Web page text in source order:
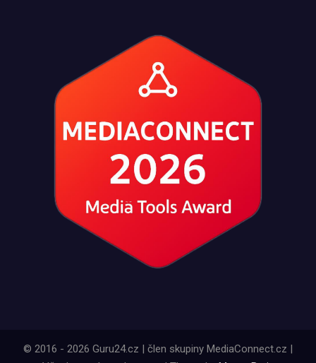
© 2016 - 2026 Guru24.cz | člen skupiny MediaConnect.cz |